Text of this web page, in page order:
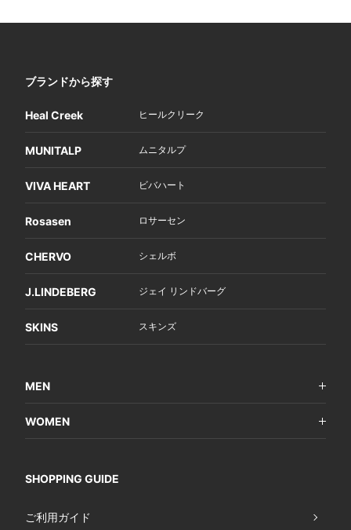
ブランドから探す
Heal Creek ヒールクリーク
MUNITALP ムニタルプ
VIVA HEART ビバハート
Rosasen ロサーセン
CHERVO シェルボ
J.LINDEBERG ジェイ リンドバーグ
SKINS スキンズ
MEN
WOMEN
SHOPPING GUIDE
ご利用ガイド